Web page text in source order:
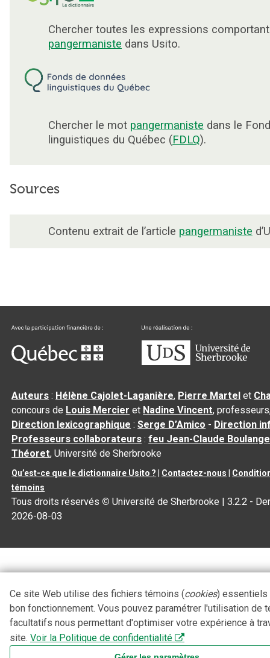
Chercher toutes les expressions
pangermaniste dans Usito.
Chercher le mot pangermaniste dans le
linguistiques du Québec (FDLQ).
Sources
Contenu extrait de l’article pangermaniste
Auteurs : Hélène Cajolet-Laganière, Pierre Martel et
concours de Louis Mercier et Nadine Vincent,
Direction lexicographique :Serge D’Amico - Direction
Professeurs collaborateurs :feu Jean-Claude
Théoret, Université de Sherbrooke
Qu’est-ce que le dictionnaire Usito ? Contactez-nous
témoins
Tous droits réservés © Université de Sherbrooke |3.2.2 -
2026-08-03
Ce site Web utilise des fichiers témoins (cookies) essentiels
bon fonctionnement. Vous pouvez paramétrer l'utilisation de
facultatifs nous permettant d'optimiser votre expérience à
site. Voir la Politique de confidentialité